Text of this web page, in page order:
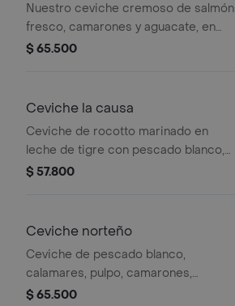
Nuestro ceviche cremoso de salmón
fresco, camarones y aguacate, en
salsa nikkei marinados en leche de
$ 65.500
Ceviche la causa
Ceviche de rocotto marinado en
leche de tigre con pescado blanco,
calamares, pulpo, camarones y
crocante y aguacate.
$ 57.800
Ceviche norteño
Ceviche de pescado blanco,
calamares, pulpo, camarones,
langostino en leche de tigre, cebolla,
$ 65.500